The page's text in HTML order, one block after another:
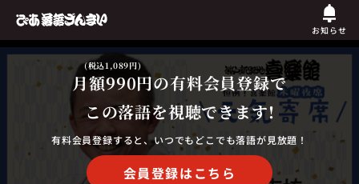
お知らせ
月額990円
(税込1,089円)
の有料会員登録で
この落語を視聴できます!
有料会員登録すると、いつでもどこでも落語が見放題！
会員登録はこちら